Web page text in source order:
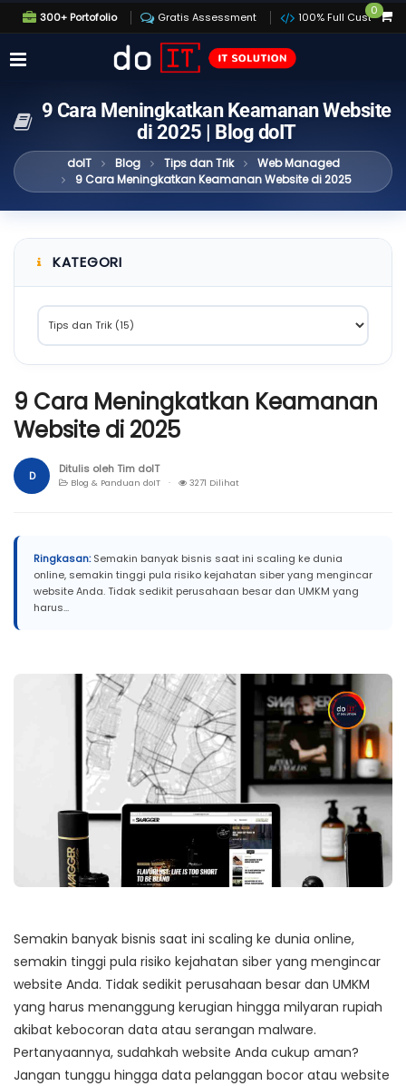
300+ Portofolio Gratis Assessment 100% Full Custom
0
9 Cara Meningkatkan Keamanan Website
di 2025 | Blog doIT
doIT Blog Tips dan Trik
Web Managed
9 Cara Meningkatkan Keamanan Website di 2025
KATEGORI
9 Cara Meningkatkan Keamanan
Website di 2025
D Ditulis oleh Tim doIT
Blog & Panduan doIT · 3271 Dilihat
Ringkasan:Semakin banyak bisnis saat ini scaling ke dunia
online, semakin tinggi pula risiko kejahatan siber yang mengincar
website Anda. Tidak sedikit perusahaan besar dan UMKM yang
harus...
Semakin banyak bisnis saat ini scaling ke dunia online,
semakin tinggi pula risiko kejahatan siber yang mengincar
website Anda. Tidak sedikit perusahaan besar dan UMKM
yang harus menanggung kerugian hingga milyaran rupiah
akibat kebocoran data atau serangan malware.
Pertanyaannya, sudahkah website Anda cukup aman?
Jangan tunggu hingga data pelanggan bocor atau website